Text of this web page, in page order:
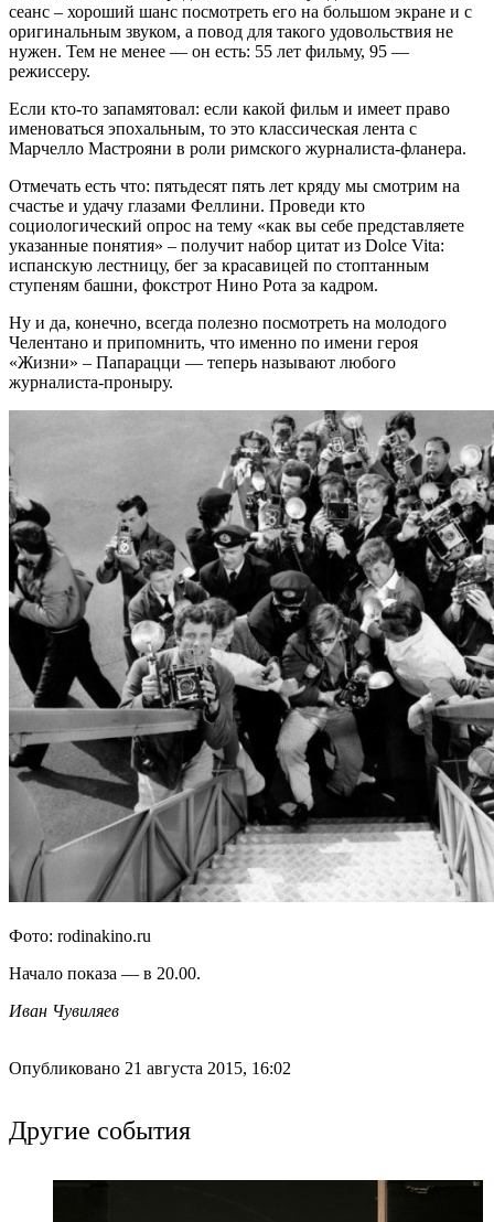
сеанс – хороший шанс посмотреть его на большом экране и с
оригинальным звуком, а повод для такого удовольствия не
нужен. Тем не менее — он есть: 55 лет фильму, 95 —
режиссеру.
Если кто-то запамятовал: если какой фильм и имеет право
именоваться эпохальным, то это классическая лента с
Марчелло Мастрояни в роли римского журналиста-фланера.
Отмечать есть что: пятьдесят пять лет кряду мы смотрим на
счастье и удачу глазами Феллини. Проведи кто
социологический опрос на тему «как вы себе представляете
указанные понятия» – получит набор цитат из Dolce Vita:
испанскую лестницу, бег за красавицей по стоптанным
ступеням башни, фокстрот Нино Рота за кадром.
Ну и да, конечно, всегда полезно посмотреть на молодого
Челентано и припомнить, что именно по имени героя
«Жизни» – Папарацци — теперь называют любого
журналиста-проныру.
Фото: rodinakino.ru
Начало показа — в 20.00.
Иван Чувиляев
Опубликовано 21 августа 2015, 16:02
Другие события